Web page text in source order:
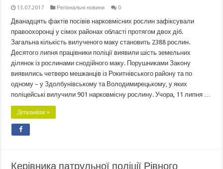
13.07.2017 Регіональні новини 0
Дванадцять фактів посівів нарковмісних рослин зафіксували
правоохоронці у сімох районах області протягом двох діб.
Загальна кількість вилученого маку становить 2388 рослин.
Десятого липня працівники поліції виявили шість земельних
ділянок із рослинами снодійного маку. Порушниками Закону
виявились четверо мешканців із Рокитнівського району та по
одному – у Здолбунівському та Володимирецькому, у яких
поліцейські вилучили 901 нарковмісну рослину. Учора, 11 липня …
Детальніше »
Керівника патрульної поліції Рівного